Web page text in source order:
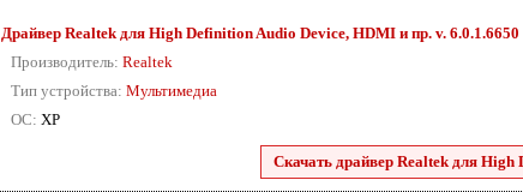
Драйвер Realtek для High Definition Audio Device, HDMI и пр. v. 6.0.1.6650
Производитель: Realtek
Тип устройства: Мультимедиа
ОС: XP
Скачать драйвер Realtek для